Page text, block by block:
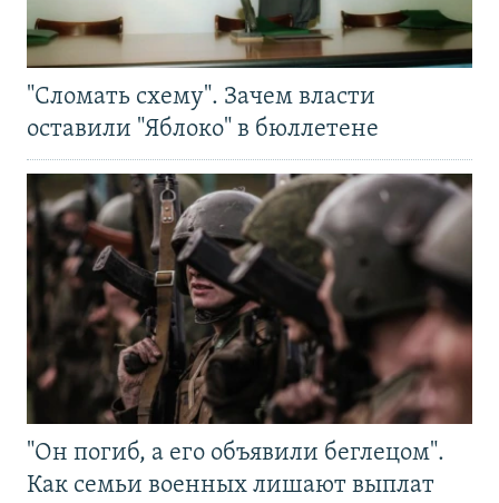
"Сломать схему". Зачем власти
оставили "Яблоко" в бюллетене
"Он погиб, а его объявили беглецом".
Как семьи военных лишают выплат